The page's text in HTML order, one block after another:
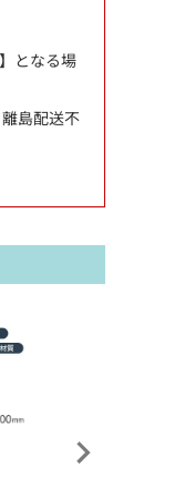
となる場
島配送不